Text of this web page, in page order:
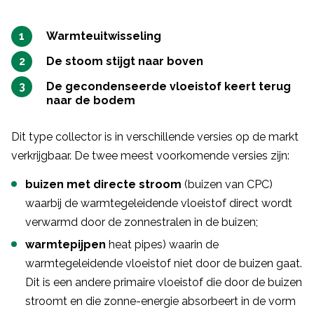
Warmteuitwisseling
De stoom stijgt naar boven
De gecondenseerde vloeistof keert terug
naar de bodem
Dit type collector is in verschillende versies op de markt
verkrijgbaar. De twee meest voorkomende versies zijn:
buizen met directe stroom (buizen van CPC)
waarbij de warmtegeleidende vloeistof direct wordt
verwarmd door de zonnestralen in de buizen;
warmtepijpen heat pipes) waarin de
warmtegeleidende vloeistof niet door de buizen gaat.
Dit is een andere primaire vloeistof die door de buizen
stroomt en die zonne-energie absorbeert in de vorm